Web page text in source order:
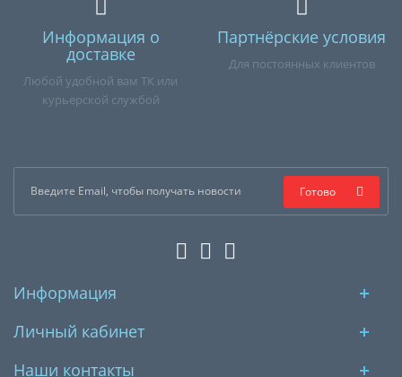
Информация о
доставке
Любой удобной вам ТК или
курьерской службой
Партнёрские условия
Для постоянных клиентов
Готово
Информация
Личный кабинет
Наши контакты